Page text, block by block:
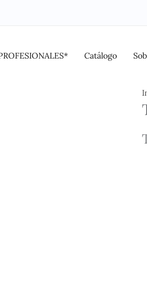
Catálogo